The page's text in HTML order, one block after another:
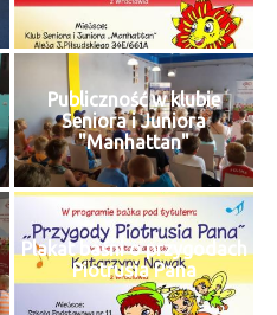
Publiczność w klubie
Seniora i Juniora
"Manhattan"
Plakat baśni o przygodach
Piotrusia Pana